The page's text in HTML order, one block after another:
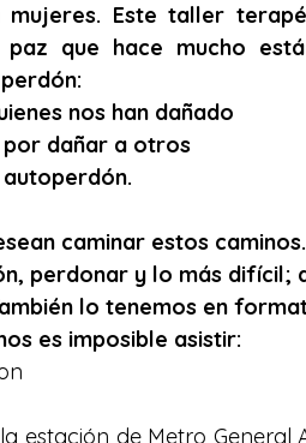
Este taller
que hace mucho
nos han dañado
por dañar a otros
caminar estos
perdonar y lo más difícil;
lo tenemos en
es imposible asistir:
estación de Metro General